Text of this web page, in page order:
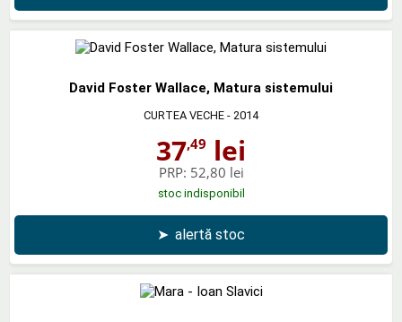
David Foster Wallace, Matura sistemului
CURTEA VECHE - 2014
37,49 lei
PRP: 52,80 lei
stoc indisponibil
➤ alertă stoc